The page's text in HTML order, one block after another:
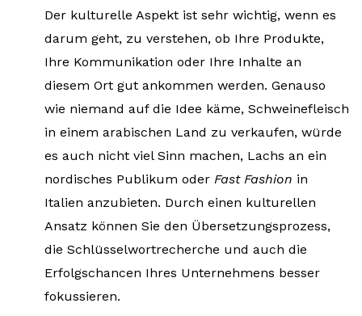
Der kulturelle Aspekt ist sehr wichtig, wenn es
darum geht, zu verstehen, ob Ihre Produkte,
Ihre Kommunikation oder Ihre Inhalte an
diesem Ort gut ankommen werden. Genauso
wie niemand auf die Idee käme, Schweinefleisch
in einem arabischen Land zu verkaufen, würde
es auch nicht viel Sinn machen, Lachs an ein
nordisches Publikum oder Fast Fashion in
Italien anzubieten. Durch einen kulturellen
Ansatz können Sie den Übersetzungsprozess,
die Schlüsselwortrecherche und auch die
Erfolgschancen Ihres Unternehmens besser
fokussieren.